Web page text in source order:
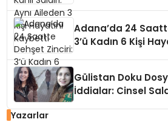
Adana’da 24
3’ü Kadın 6 Kişi
Gülistan Doku
İddialar: Cinsel
Yazarlar